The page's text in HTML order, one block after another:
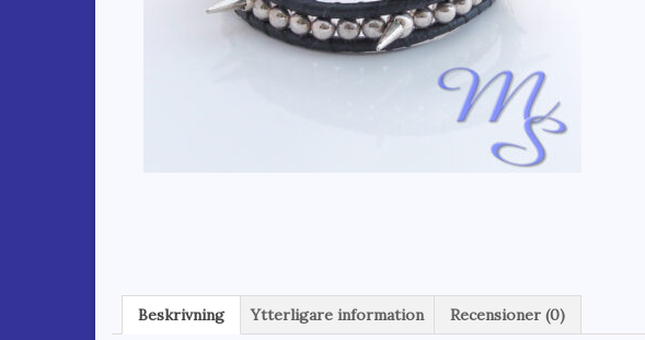
Beskrivning Ytterligare information Recensioner (0)